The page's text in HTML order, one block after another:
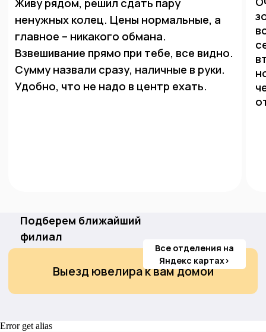
Подберем ближайший
филиал
Все отделения на
Яндекс картах>
Error get alias
металлов. Точно определяет процент золота в
металле, удобен в использовании, быстрое время
анализа.
платину и другие. Подробнее уточняйте по
телефону.
вопросы
клиентов
Рекомендуем к ознакомлению